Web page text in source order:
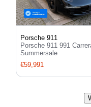
Porsche 911
Porsche 911 991
Summersale
€59,991